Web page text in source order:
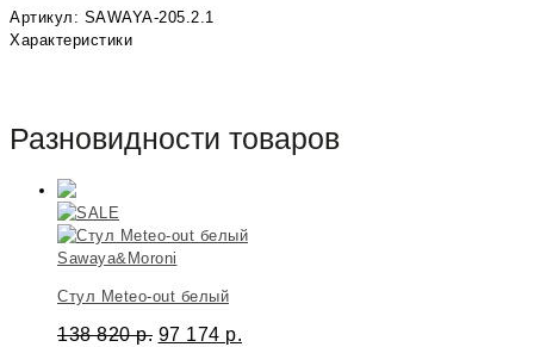
Артикул: SAWAYA-205.2.1
Характеристики
Разновидности товаров
Sawaya&Moroni
Стул Meteo-out белый
138 820р. 97 174 р.